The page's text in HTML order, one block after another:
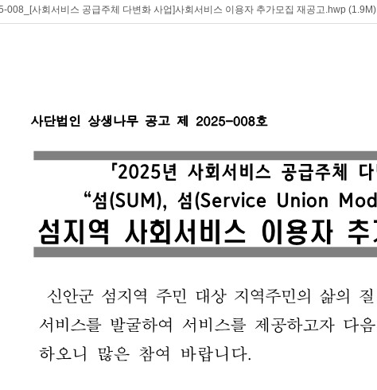
008_[사회서비스 공급주체 다변화 사업]사회서비스 이용자 추가모집 재공고.hwp (1.9M)